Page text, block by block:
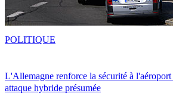
L'Allemagne renforce la sécurité à
attaque hybride présumée
POLITIQUE